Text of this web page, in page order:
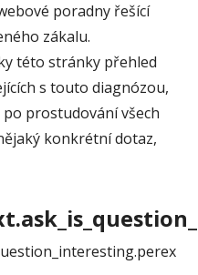
poradny řešící
zákalu.
této stránky přehled
s touto diagnózou,
prostudování všech
konkrétní dotaz,